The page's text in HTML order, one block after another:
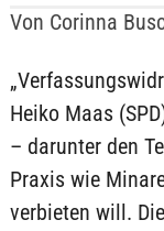
Von Corinna
Heiko Maas
– darunter den
Praxis wie
verbieten will.